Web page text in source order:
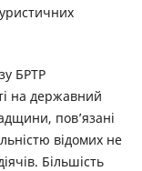
БРТР
на державний
пов’язані
відомих не
Більшість